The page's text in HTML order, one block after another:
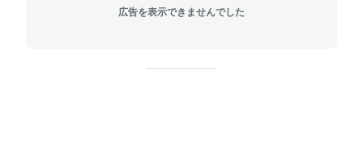
広告を表示できませんでした